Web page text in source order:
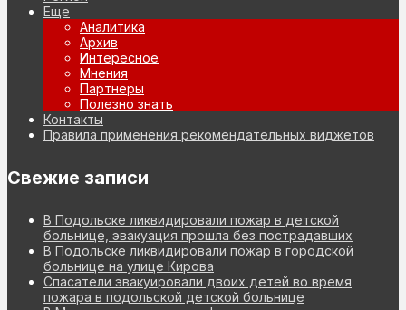
Еще
Аналитика
Архив
Интересное
Мнения
Партнеры
Полезно знать
Контакты
Правила применения рекомендательных виджетов
Свежие записи
В Подольске ликвидировали пожар в детской
больнице, эвакуация прошла без пострадавших
В Подольске ликвидировали пожар в городской
больнице на улице Кирова
Спасатели эвакуировали двоих детей во время
пожара в подольской детской больнице